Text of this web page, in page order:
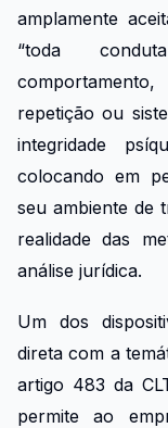
amplamente
“toda
repetição ou
integridade
colocando em
seu ambiente de
realidade das
análise jurídica.
Um dos
direta com a
artigo 483 da
permite ao